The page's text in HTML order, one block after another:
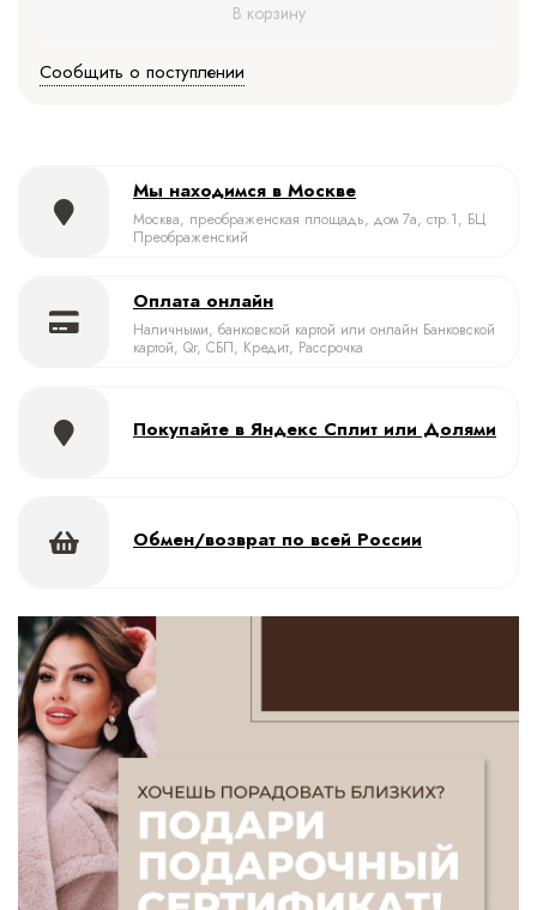
В корзину
Сообщить о поступлении
Мы находимся в Москве
Москва, преображенская площадь, дом 7а, стр.1, БЦ
Преображенский
Оплата онлайн
Наличными, банковской картой или онлайн Банковской
картой, Qr, СБП, Кредит, Рассрочка
Покупайте в Яндекс Сплит или Долями
Обмен/возврат по всей России